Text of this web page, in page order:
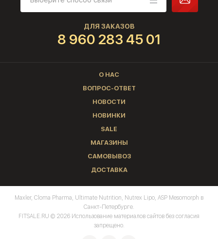
ДЛЯ ЗАКАЗОВ
8 960 283 45 01
О НАС
ВОПРОС-ОТВЕТ
НОВОСТИ
НОВИНКИ
SALE
МАГАЗИНЫ
САМОВЫВОЗ
ДОСТАВКА
Maxler, Cloma Pharma, Ultimate Nutrition, Nutrex Lipo, ASP Mesomorph в
Санкт-Петербурге.
FITSALE.RU © 2026 Использование материалов сайтов без согласия
запрещено.